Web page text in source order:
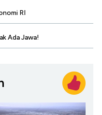
RI
Ada Jawa!